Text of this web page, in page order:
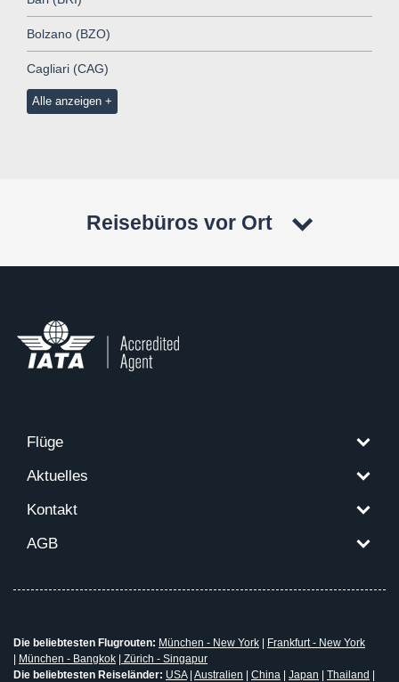
Bolzano (BZO)
Cagliari (CAG)
Alle anzeigen
Reisebüros vor Ort
Flüge
Aktuelles
Kontakt
AGB
Die beliebtesten Flugrouten: München - New York
Frankfurt - New York
München - Bangkok
Zürich - Singapur
Die beliebtesten Reiseländer: USA| Australien China Japan Thailand